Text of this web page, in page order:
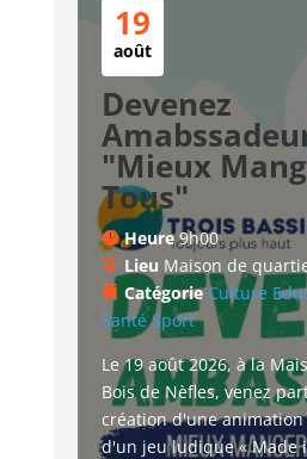
19
août
Devenez
"Mieux
Tous"
Heure9h00
Lieu Maison de
CatégorieCulture
Santé Sport
Le 19 août 2026, à la
Bois de Nèfles, venez
création d'une
d'un jeu ludique « Made